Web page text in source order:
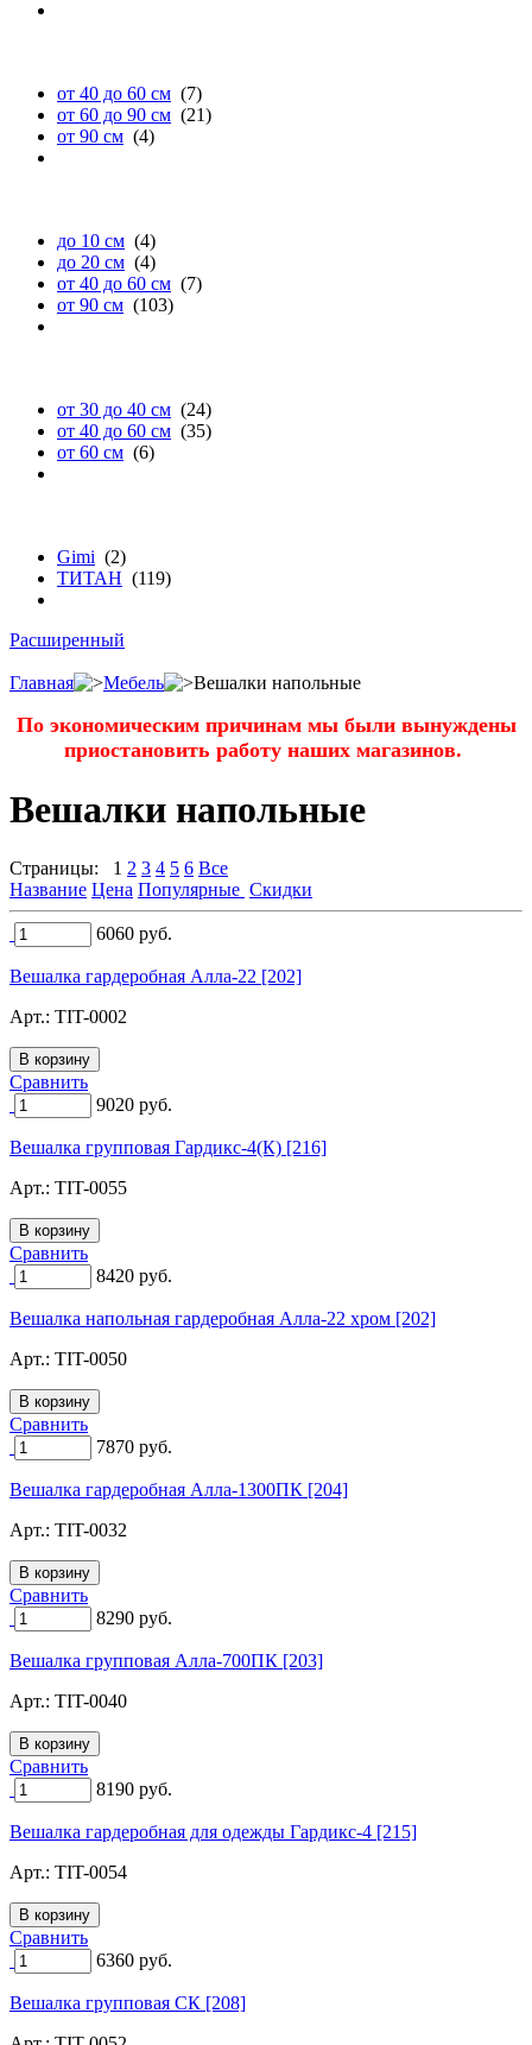
от 40 до 60 см (7)
от 60 до 90 см (21)
от 90 см (4)
до 10 см (4)
до 20 см (4)
от 40 до 60 см (7)
от 90 см (103)
от 30 до 40 см (24)
от 40 до 60 см (35)
от 60 см (6)
Gimi (2)
ТИТАН (119)
Расширенный
Главная Мебель Вешалки напольные
По экономическим причинам мы были вынуждены
приостановить работу наших магазинов.
Вешалки напольные
Страницы: 1 2 3 4 5 6 Все
Название Цена Популярные Скидки
6060 руб.
Вешалка гардеробная Алла-22 [202]
Арт.: TIT-0002
Сравнить
9020 руб.
Вешалка групповая Гардикс-4(К) [216]
Арт.: TIT-0055
Сравнить
8420 руб.
Вешалка напольная гардеробная Алла-22 хром [202]
Арт.: TIT-0050
Сравнить
7870 руб.
Вешалка гардеробная Алла-1300ПК [204]
Арт.: TIT-0032
Сравнить
8290 руб.
Вешалка групповая Алла-700ПК [203]
Арт.: TIT-0040
Сравнить
8190 руб.
Вешалка гардеробная для одежды Гардикс-4 [215]
Арт.: TIT-0054
Сравнить
6360 руб.
Вешалка групповая СК [208]